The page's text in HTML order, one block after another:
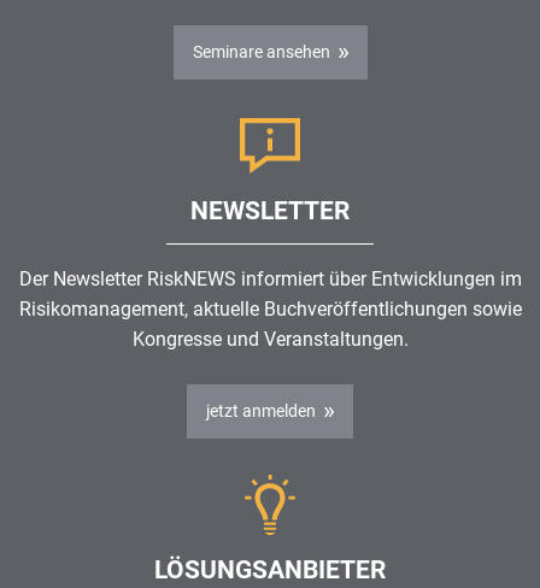
Seminare ansehen
NEWSLETTER
Der Newsletter RiskNEWS informiert über Entwicklungen im
Risikomanagement, aktuelle Buchveröffentlichungen sowie
Kongresse und Veranstaltungen.
jetzt anmelden
LÖSUNGSANBIETER